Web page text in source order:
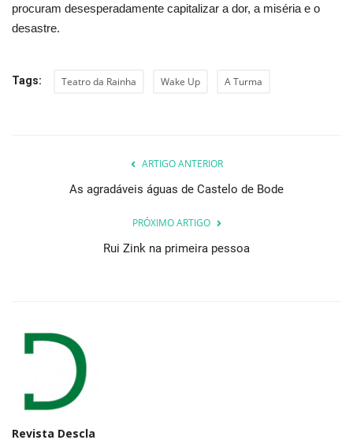
procuram desesperadamente capitalizar a dor, a miséria e o
desastre.
Tags: Teatro da Rainha Wake Up A Turma
ARTIGO ANTERIOR
As agradáveis águas de Castelo de Bode
PRÓXIMO ARTIGO
Rui Zink na primeira pessoa
Revista Descla